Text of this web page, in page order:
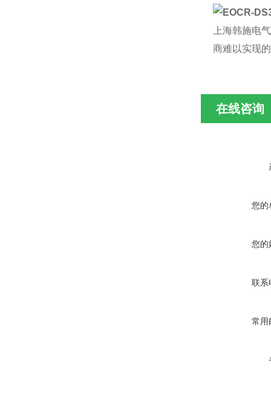
上海韩施电
商难以实现
在线咨询
您的
您的
联系
常用